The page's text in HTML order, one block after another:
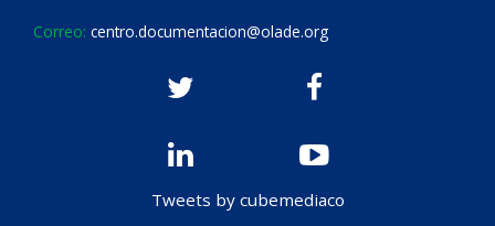
Correo: centro.documentacion@olade.org
Tweets by cubemediaco